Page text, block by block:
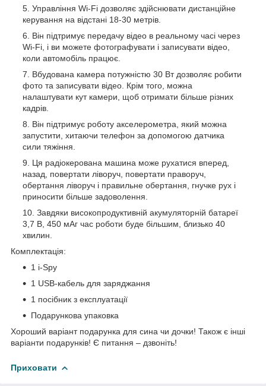
Управління Wi-Fi дозволяє здійснювати дистанційне
керування на відстані 18-30 метрів.
Він підтримує передачу відео в реальному часі через
Wi-Fi, і ви можете фотографувати і записувати відео,
коли автомобіль працює.
Вбудована камера потужністю 30 Вт дозволяє робити
фото та записувати відео. Крім того, можна
налаштувати кут камери, щоб отримати більше різних
кадрів.
Він підтримує роботу акселерометра, який можна
запустити, хитаючи телефон за допомогою датчика
сили тяжіння.
Ця радіокерована машина може рухатися вперед,
назад, повертати ліворуч, повертати праворуч,
обертання ліворуч і правильне обертання, гнучке рух і
приносити більше задоволення.
Завдяки високопродуктивній акумуляторній батареї
3,7 В, 450 мАг час роботи буде більшим, близько 40
хвилин.
Комплектація:
1 i-Spy
1 USB-кабель для заряджання
1 посібник з експлуатації
Подарункова упаковка
Хороший варіант подарунка для сина чи дочки! Також є інші
варіанти подарунків! Є питання – дзвоніть!
Приховати